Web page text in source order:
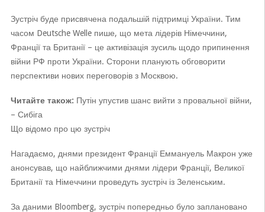
Зустріч буде присвячена подальшій підтримці України. Тим
часом Deutsche Welle пише, що мета лідерів Німеччини,
Франції та Британії – це активізація зусиль щодо припинення
війни РФ проти України. Сторони планують обговорити
перспективи нових переговорів з Москвою.
Читайте також: Путін упустив шанс вийти з провальної війни,
– Сибіга
Що відомо про цю зустріч
Нагадаємо, днями президент Франції Еммануель Макрон уже
анонсував, що найближчими днями лідери Франції, Великої
Британії та Німеччини проведуть зустріч із Зеленським.
За даними Bloomberg, зустріч попередньо було заплановано